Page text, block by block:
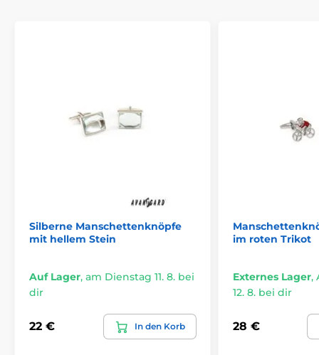
Silberne Manschettenknöpfe
mit hellem Stein
Auf Lager, am Dienstag 11. 8. bei
dir
22 € In den Korb
im roten Trikot
Externes Lager,
12. 8. bei dir
28 €